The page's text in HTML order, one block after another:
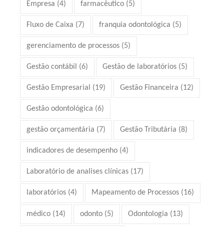
Empresa (4) farmacêutico (5)
Fluxo de Caixa (7) franquia odontológica (5)
gerenciamento de processos (5)
Gestão contábil (6) Gestão de laboratórios (5)
Gestão Empresarial (19) Gestão Financeira (12)
Gestão odontológica (6)
gestão orçamentária (7) Gestão Tributária (8)
indicadores de desempenho (4)
Laboratório de analises clínicas (17)
laboratórios (4) Mapeamento de Processos (16)
médico (14) odonto (5) Odontologia (13)